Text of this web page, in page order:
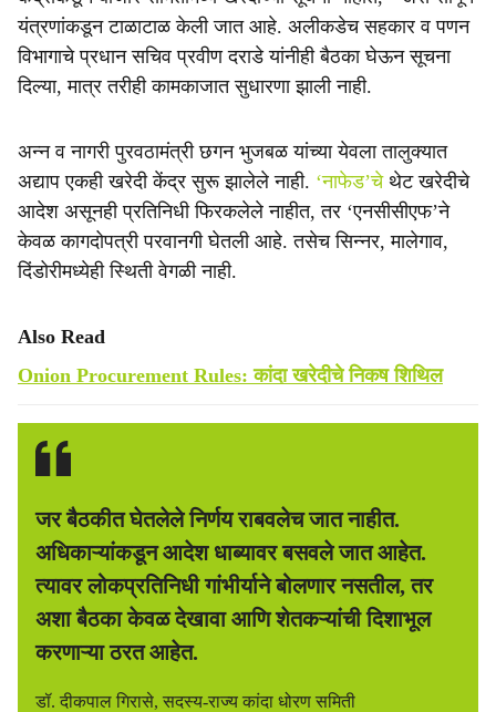
यंत्रणांकडून टाळाटाळ केली जात आहे. अलीकडेच सहकार व पणन
विभागाचे प्रधान सचिव प्रवीण दराडे यांनीही बैठका घेऊन सूचना
दिल्या, मात्र तरीही कामकाजात सुधारणा झाली नाही.
अन्न व नागरी पुरवठामंत्री छगन भुजबळ यांच्या येवला तालुक्यात
अद्याप एकही खरेदी केंद्र सुरू झालेले नाही. ‘नाफेड’चे थेट खरेदीचे
आदेश असूनही प्रतिनिधी फिरकलेले नाहीत, तर ‘एनसीसीएफ’ने
केवळ कागदोपत्री परवानगी घेतली आहे. तसेच सिन्नर, मालेगाव,
दिंडोरीमध्येही स्थिती वेगळी नाही.
Also Read
Onion Procurement Rules: कांदा खरेदीचे निकष शिथिल
जर बैठकीत घेतलेले निर्णय राबवलेच जात नाहीत.
अधिकाऱ्यांकडून आदेश धाब्यावर बसवले जात आहेत.
त्यावर लोकप्रतिनिधी गांभीर्याने बोलणार नसतील, तर
अशा बैठका केवळ देखावा आणि शेतकऱ्यांची दिशाभूल
करणाऱ्या ठरत आहेत.
डॉ. दीकपाल गिरासे, सदस्य-राज्य कांदा धोरण समिती